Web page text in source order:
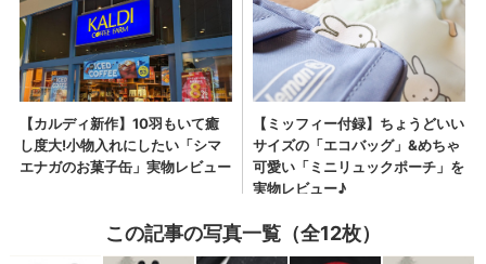
この記事の写真一覧（全12枚）